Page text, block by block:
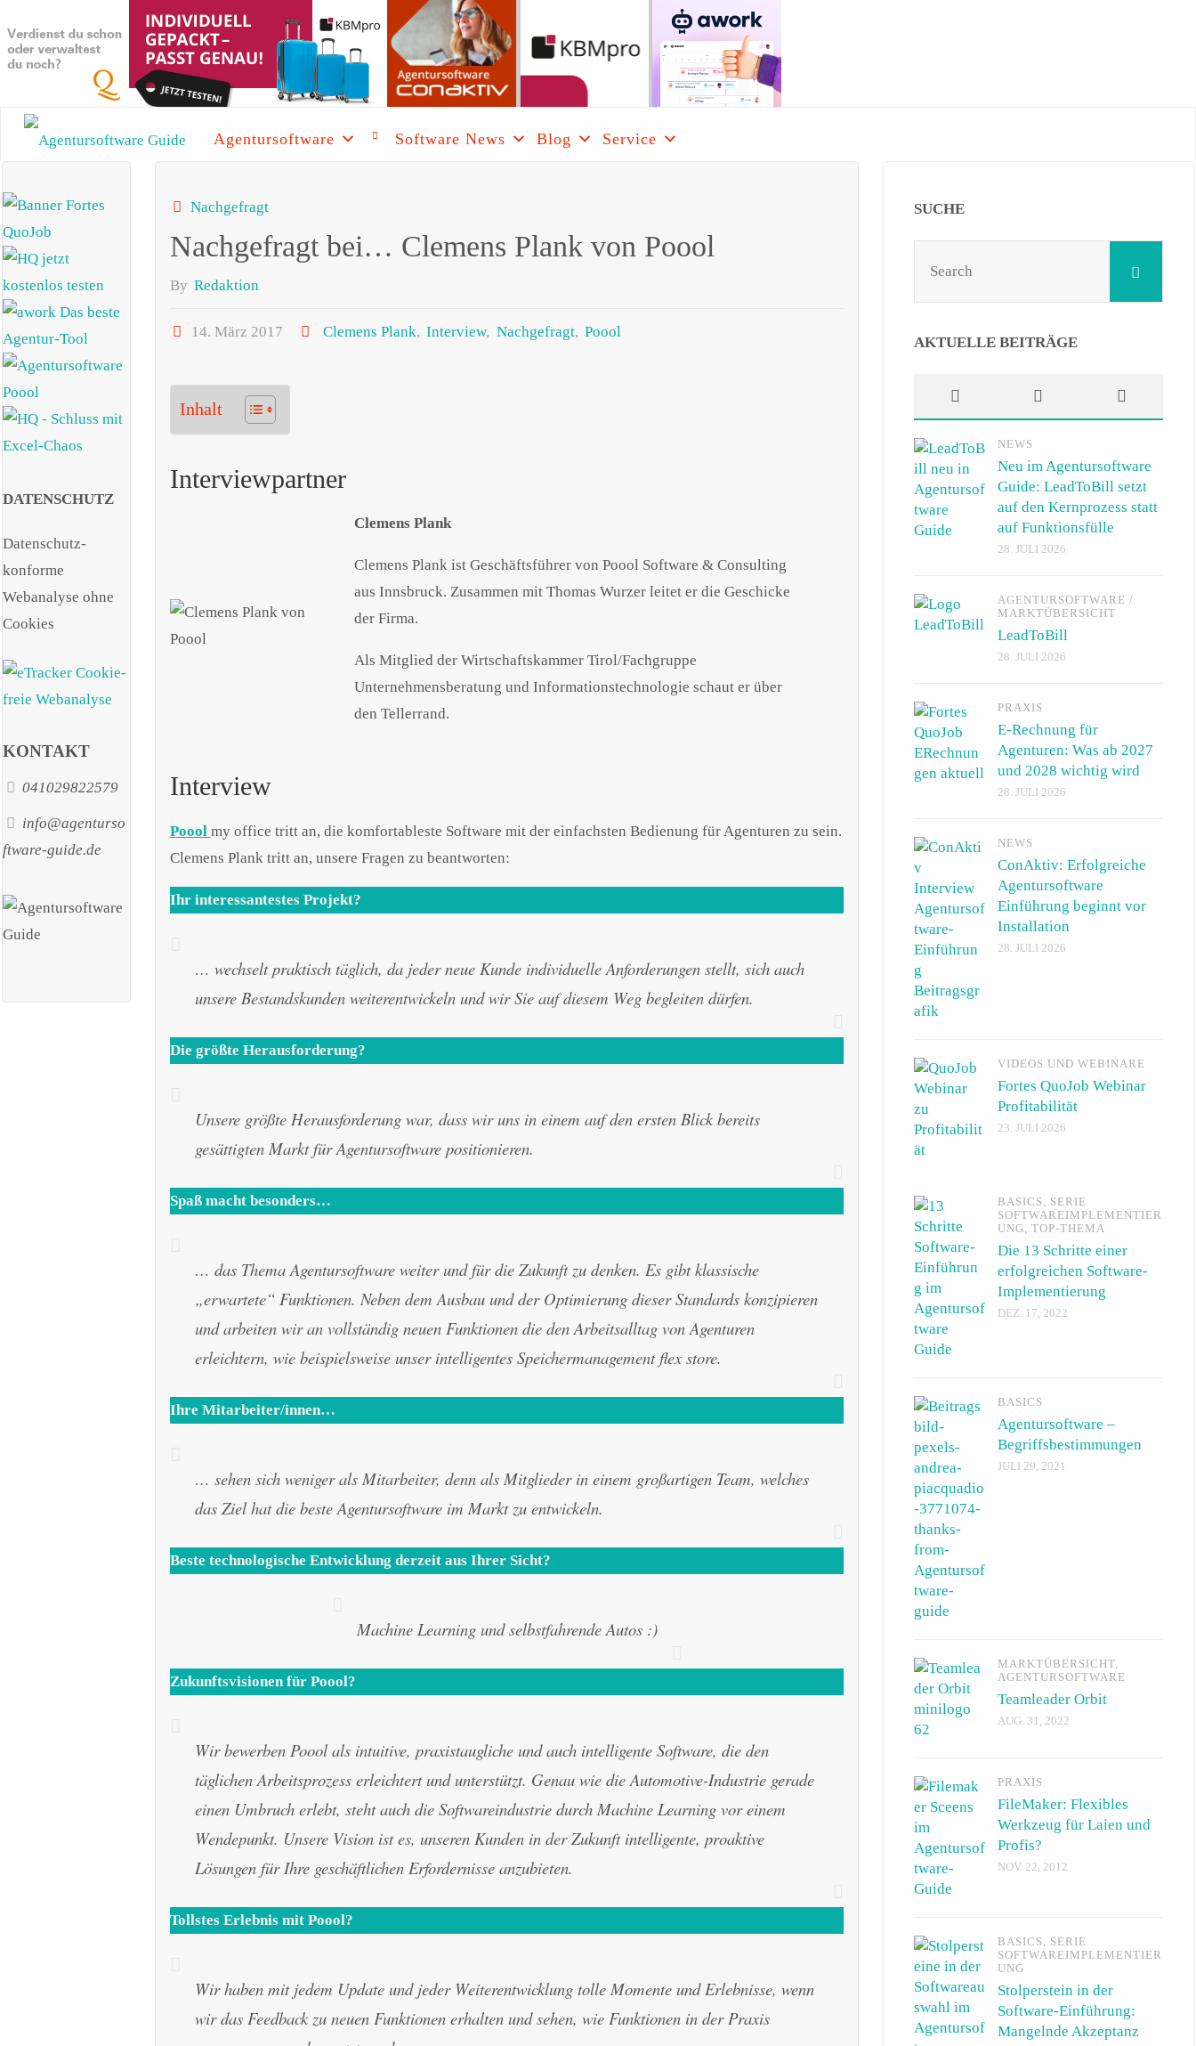
to
content
AGENTURSOFTWARE
Die beste
2025 mit
aktuellen News
und vielen
Informationen
Agentursoftware Software News Blog Service
Nachgefragt
Nachgefragt bei… Clemens Plank von Poool
By Redaktion
14. März 2017 Clemens Plank, Interview, Nachgefragt, Poool
Inhalt
Interviewpartner
Clemens Plank
Clemens Plank ist Geschäftsführer von Poool Software & Consulting
aus Innsbruck. Zusammen mit Thomas Wurzer leitet er die Geschicke
der Firma.
Als Mitglied der Wirtschaftskammer Tirol/Fachgruppe
Unternehmensberatung und Informationstechnologie schaut er über
den Tellerrand.
Interview
Poool my office tritt an, die komfortableste Software mit der einfachsten Bedienung für Agenturen zu sein.
Clemens Plank tritt an, unsere Fragen zu beantworten:
Ihr interessantestes Projekt?
… wechselt praktisch täglich, da jeder neue Kunde individuelle Anforderungen stellt, sich auch
unsere Bestandskunden weiterentwickeln und wir Sie auf diesem Weg begleiten dürfen.
Die größte Herausforderung?
Unsere größte Herausforderung war, dass wir uns in einem auf den ersten Blick bereits
gesättigten Markt für Agentursoftware positionieren.
Spaß macht besonders…
… das Thema Agentursoftware weiter und für die Zukunft zu denken. Es gibt klassische
„erwartete“ Funktionen. Neben dem Ausbau und der Optimierung dieser Standards konzipieren
und arbeiten wir an vollständig neuen Funktionen die den Arbeitsalltag von Agenturen
erleichtern, wie beispielsweise unser intelligentes Speichermanagement flex store.
Ihre Mitarbeiter/innen…
… sehen sich weniger als Mitarbeiter, denn als Mitglieder in einem großartigen Team, welches
das Ziel hat die beste Agentursoftware im Markt zu entwickeln.
Beste technologische Entwicklung derzeit aus Ihrer Sicht?
Machine Learning und selbstfahrende Autos :)
Zukunftsvisionen für Poool?
Wir bewerben Poool als intuitive, praxistaugliche und auch intelligente Software, die den
täglichen Arbeitsprozess erleichtert und unterstützt. Genau wie die Automotive-Industrie gerade
einen Umbruch erlebt, steht auch die Softwareindustrie durch Machine Learning vor einem
Wendepunkt. Unsere Vision ist es, unseren Kunden in der Zukunft intelligente, proaktive
Lösungen für Ihre geschäftlichen Erfordernisse anzubieten.
Tollstes Erlebnis mit Poool?
Wir haben mit jedem Update und jeder Weiterentwicklung tolle Momente und Erlebnisse, wenn
wir das Feedback zu neuen Funktionen erhalten und sehen, wie Funktionen in der Praxis
DATENSCHUTZ
Datenschutz-
konforme
Webanalyse ohne
Cookies
KONTAKT
041029822579
info@agenturso
ftware-guide.de
SUCHE
Search
AKTUELLE BEITRÄGE
NEWS
Neu im Agentursoftware
Guide: LeadToBill setzt
auf den Kernprozess statt
auf Funktionsfülle
28. JULI 2026
AGENTURSOFTWARE /
MARKTÜBERSICHT
LeadToBill
28. JULI 2026
PRAXIS
E-Rechnung für
Agenturen: Was ab 2027
und 2028 wichtig wird
28. JULI 2026
NEWS
ConAktiv: Erfolgreiche
Agentursoftware
Einführung beginnt vor
Installation
28. JULI 2026
VIDEOS UND WEBINARE
Fortes QuoJob Webinar
Profitabilität
23. JULI 2026
BASICS
SERIE
SOFTWAREIMPLEMENTIER
UNG
TOP-THEMA
Die 13 Schritte einer
erfolgreichen Software-
Implementierung
DEZ. 17, 2022
BASICS
Agentursoftware –
Begriffsbestimmungen
JULI 29, 2021
MARKTÜBERSICHT
AGENTURSOFTWARE
Teamleader Orbit
AUG. 31, 2022
PRAXIS
FileMaker: Flexibles
Werkzeug für Laien und
Profis?
NOV. 22, 2012
BASICS
SERIE
SOFTWAREIMPLEMENTIER
UNG
Stolperstein in der
Software-Einführung:
Mangelnde Akzeptanz